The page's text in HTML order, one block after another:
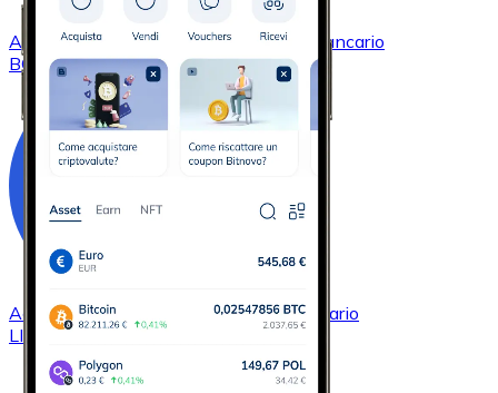
AcquistareBitcoin Cashcon bonifico bancario
BCH
AcquistareChainlink
con bonifico bancario
LINK